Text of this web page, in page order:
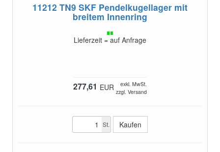
11212 TN9 SKF Pendelkugellager mit
breitem Innenring
Lieferzeit = auf Anfrage
277,61 EUR
exkl. MwSt.
zzgl. Versand
St.